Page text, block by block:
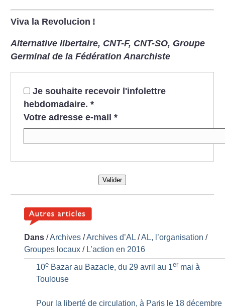
Viva la Revolucion !
Alternative libertaire, CNT-F, CNT-SO, Groupe
Germinal de la Fédération Anarchiste
Je souhaite recevoir l'infolettre
hebdomadaire. *
Votre adresse e-mail *
Valider
Dans /Archives /Archives d’AL /AL, l’organisation /
Groupes locaux / L’action en 2016
10e Bazar au Bazacle, du 29 avril au 1er mai à
Toulouse
Pour la liberté de circulation, à Paris le 18 décembre